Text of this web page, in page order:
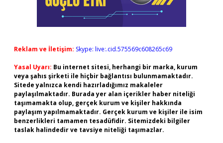
Reklam ve İletişim: Skype: live:.cid.575569c608265c69
Yasal Uyarı: Bu internet sitesi, herhangi bir marka, kurum
veya şahıs şirketi ile hiçbir bağlantısı bulunmamaktadır.
Sitede yalnızca kendi hazırladığımız makaleler
paylaşılmaktadır. Burada yer alan içerikler haber niteliği
taşımamakta olup, gerçek kurum ve kişiler hakkında
paylaşım yapılmamaktadır. Gerçek kurum ve kişiler ile isim
benzerlikleri tamamen tesadüfidir. Sitemizdeki bilgiler
taslak halindedir ve tavsiye niteliği taşımazlar.